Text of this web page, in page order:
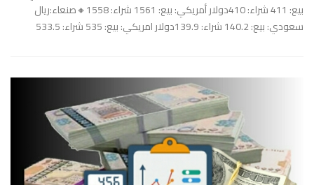
بيع: 411 شراء: 410دولار أمريكي: بيع: 1561 شراء: 1558🔸صنعاء:ريال
سعودي: بيع: 140.2 شراء: 139.9دولار امريكي: بيع: 535 شراء: 533.5